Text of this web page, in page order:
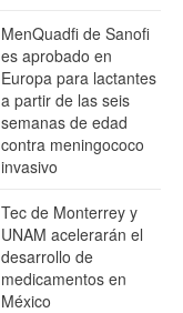
MenQuadfi de Sanofi
es aprobado en
Europa para lactantes
a partir de las seis
semanas de edad
contra meningococo
invasivo
Tec de Monterrey y
UNAM acelerarán el
desarrollo de
medicamentos en
México